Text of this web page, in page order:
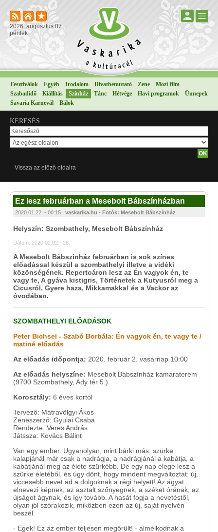
2026. augusztus 07.
péntek
Fesztiválok Egyéb Irodalom Divatbemutató Zene
Mozi-film
Szabadidő
Kiállítás Színház Tánc Hétvége Havi programok
Ünnepek
Savaria Karnevál
Bálok
KERESÉS
Vissza az előző oldalra
Ez lesz februárban a Mesebolt Bábszínházban
2020.01.22. - 00:15 | vaskarika.hu - Fotók: Mesebolt Bábszínház
Helyszín: Szombathely, Mesebolt Bábszínház
Dátum: 2020.02.02 - 28.
A Mesebolt Bábszínház februárban is sok színes
előadással készül a szombathelyi illetve a vidéki
közönségének. Repertoáron lesz az Én vagyok én, te
vagy te, A gyáva kistigris, Történetek a Kutyusról meg a
Cicusról, Gyere haza, Mikkamakka! és a Vackor az
óvodában.
SZOMBATHELYI ELŐADÁSOK
Peter Bichsel - Szabó Borbála: Én vagyok én, te vagy te /
matiné előadás
Az előadás időpontja: 2020. február 2. vasárnap 10:00
Az előadás helyszíne: Mesebolt Bábszínház kamaraterem
(9700 Szombathely, Ady tér 5.)
Korosztály: 6 éves kortól
Tervező: Mátravölgyi Ákos
Zeneszerző: Gyulai Csaba
Rendezte: Veres András
Játssza: Kovács Bálint
Van egy ember. Ugyanolyan, mint bárki más: szürke
kalapjánál már csak a nadrágja, a nadrágjánál a kabátja, a
kabátjánál meg az élete szürkébb. De egy nap elege lesz a
szürke életéből, és úgy dönt, hogy mindent megváltoztat: új,
viccesebb nevet ad a dolgoknak a régi helyett! Az ágyat
elnevezi képnek, az asztalt szőnyegnek, a széket órának, az
újságot ágynak, és így tovább. A hasát fogja a nevetéstől,
olyan jól szórakozik, miközben ezen az új, saját nyelvén
beszél.
- Egek! Ez az ember teljesen megőrült! - álmélkodnak a